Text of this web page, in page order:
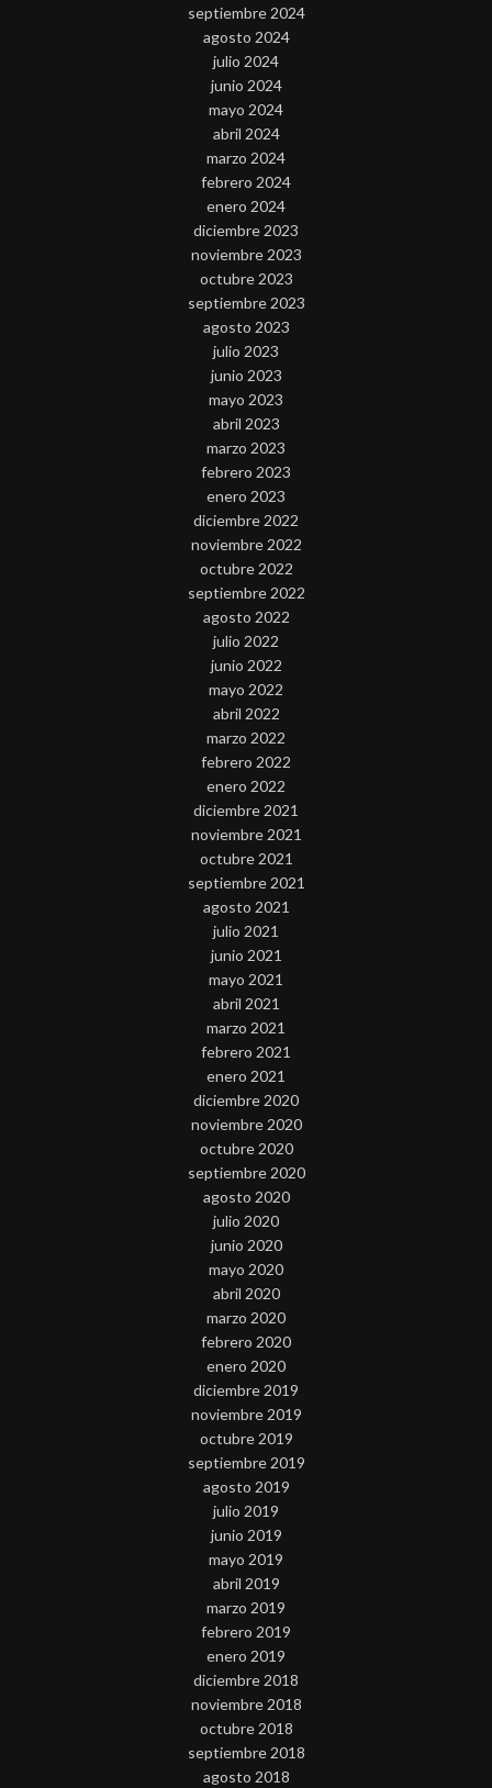
septiembre 2024
agosto 2024
julio 2024
junio 2024
mayo 2024
abril 2024
marzo 2024
febrero 2024
enero 2024
diciembre 2023
noviembre 2023
octubre 2023
septiembre 2023
agosto 2023
julio 2023
junio 2023
mayo 2023
abril 2023
marzo 2023
febrero 2023
enero 2023
diciembre 2022
noviembre 2022
octubre 2022
septiembre 2022
agosto 2022
julio 2022
junio 2022
mayo 2022
abril 2022
marzo 2022
febrero 2022
enero 2022
diciembre 2021
noviembre 2021
octubre 2021
septiembre 2021
agosto 2021
julio 2021
junio 2021
mayo 2021
abril 2021
marzo 2021
febrero 2021
enero 2021
diciembre 2020
noviembre 2020
octubre 2020
septiembre 2020
agosto 2020
julio 2020
junio 2020
mayo 2020
abril 2020
marzo 2020
febrero 2020
enero 2020
diciembre 2019
noviembre 2019
octubre 2019
septiembre 2019
agosto 2019
julio 2019
junio 2019
mayo 2019
abril 2019
marzo 2019
febrero 2019
enero 2019
diciembre 2018
noviembre 2018
octubre 2018
septiembre 2018
agosto 2018